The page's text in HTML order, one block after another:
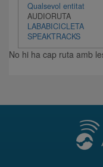
Qualsevol entitat
AUDIORUTA
LABABICICLETA
SPEAKTRACKS
No hi ha cap ruta amb